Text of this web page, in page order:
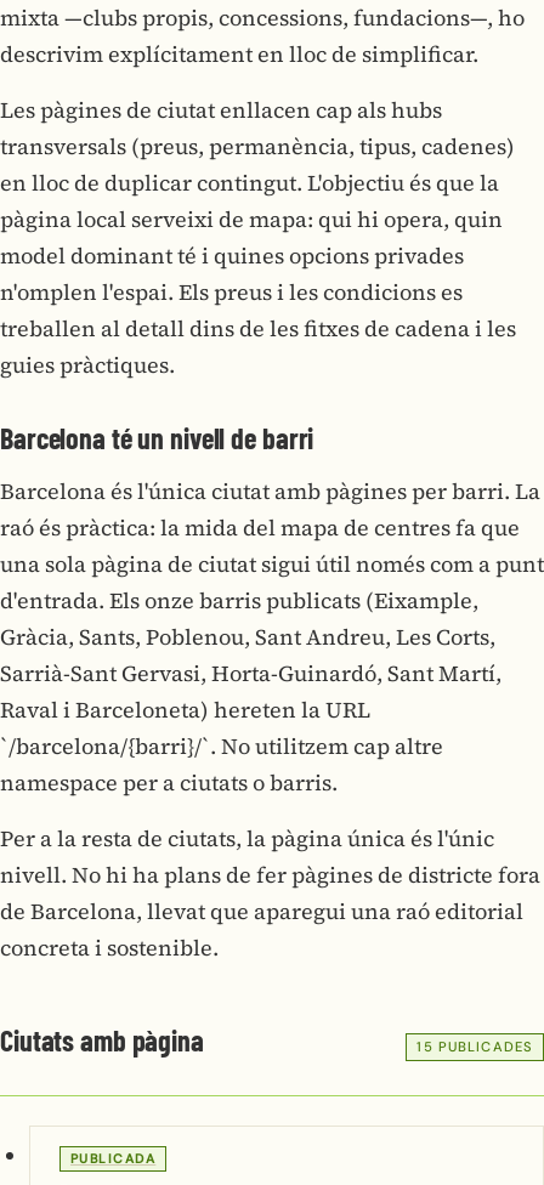
mixta —clubs propis, concessions, fundacions—, ho
descrivim explícitament en lloc de simplificar.
Les pàgines de ciutat enllacen cap als hubs
transversals (preus, permanència, tipus, cadenes)
en lloc de duplicar contingut. L'objectiu és que la
pàgina local serveixi de mapa: qui hi opera, quin
model dominant té i quines opcions privades
n'omplen l'espai. Els preus i les condicions es
treballen al detall dins de les fitxes de cadena i les
guies pràctiques.
Barcelona té un nivell de barri
Barcelona és l'única ciutat amb pàgines per barri. La
raó és pràctica: la mida del mapa de centres fa que
una sola pàgina de ciutat sigui útil només com a punt
d'entrada. Els onze barris publicats (Eixample,
Gràcia, Sants, Poblenou, Sant Andreu, Les Corts,
Sarrià-Sant Gervasi, Horta-Guinardó, Sant Martí,
Raval i Barceloneta) hereten la URL
`/barcelona/{barri}/`. No utilitzem cap altre
namespace per a ciutats o barris.
Per a la resta de ciutats, la pàgina única és l'únic
nivell. No hi ha plans de fer pàgines de districte fora
de Barcelona, llevat que aparegui una raó editorial
concreta i sostenible.
Ciutats amb pàgina 15 PUBLICADES
PUBLICADA